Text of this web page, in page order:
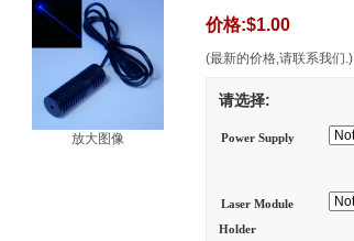
放大图像
价格:$1.00
(最新的价格,请联系我们.)
请选择:
Power Supply
Laser Module
Holder